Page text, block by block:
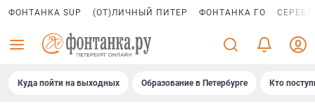
ФОНТАНКА SUP (ОТ)ЛИЧНЫЙ ПИТЕР ФОНТАНКА ГО
Куда пойти на выходных Образование в Петербурге Кто